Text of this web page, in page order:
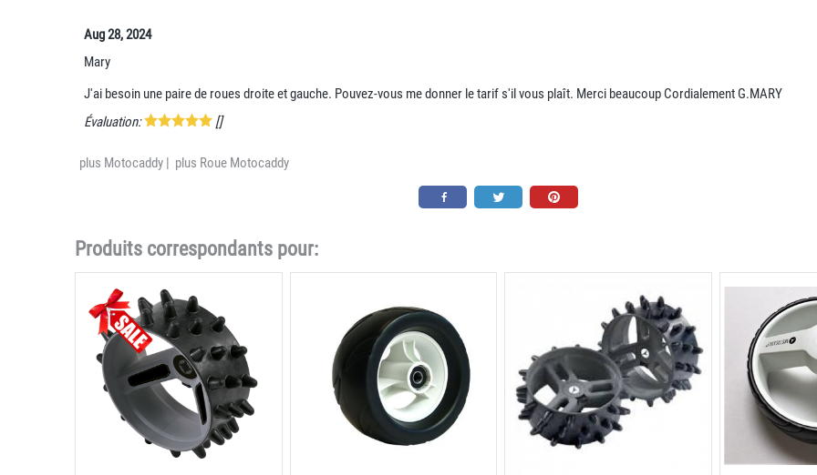
Aug 28, 2024
Mary
J'ai besoin une paire de roues droite et gauche. Pouvez-vous me donner le tarif s'il vous plaît. Merci beaucoup Cordialement G.MARY
Évaluation:
[]
plus Motocaddy plus Roue Motocaddy
Produits correspondants pour: